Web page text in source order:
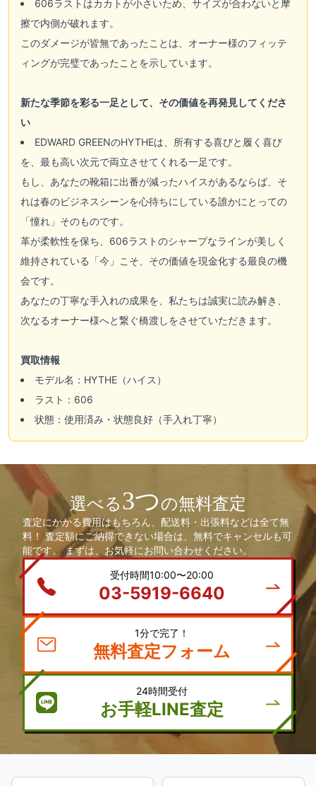
606ラストはカカトが小さいため、サイズが合わないと摩
擦で内側が破れます。
このダメージが皆無であったことは、オーナー様のフィッテ
ィングが完璧であったことを示しています。
新たな季節を彩る一足として、その価値を再発見してくださ
い
EDWARD GREENのHYTHEは、所有する喜びと履く喜び
を、最も高い次元で両立させてくれる一足です。
もし、あなたの靴箱に出番が減ったハイスがあるならば、そ
れは春のビジネスシーンを心待ちにしている誰かにとっての
「憧れ」そのものです。
革が柔軟性を保ち、606ラストのシャープなラインが美しく
維持されている「今」こそ、その価値を現金化する最良の機
会です。
あなたの丁寧な手入れの成果を、私たちは誠実に読み解き、
次なるオーナー様へと繋ぐ橋渡しをさせていただきます。
買取情報
モデル名：HYTHE（ハイス）
ラスト：606
状態：使用済み・状態良好（手入れ丁寧）
選べる3つの無料査定
査定にかかる費用はもちろん、配送料・出張料などは全て無
料！ 査定額にご納得できない場合は、無料でキャンセルも可
能です。 まずは、お気軽にお問い合わせください。
受付時間10:00〜20:00
03-5919-6640
1分で完了！
無料査定フォーム
24時間受付
お手軽LINE査定